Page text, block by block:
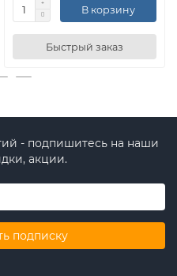
В корзину
Быстрый заказ
- подпишитесь на наши
акции.
подписку